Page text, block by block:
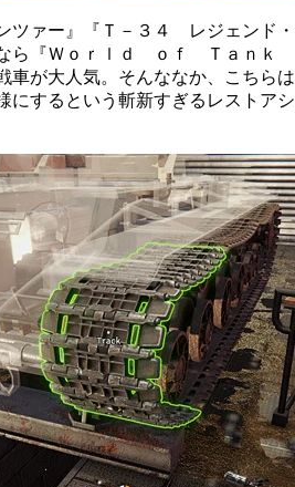
ツァー』『Ｔ－３４ レジェンド・
ら『Ｗｏｒｌｄ ｏｆ Ｔａｎｋ
車が大人気。そんななか、こちらは
にするという斬新すぎるレストアシ